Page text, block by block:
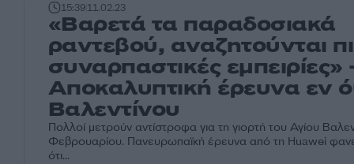
15:3911.02.23
«Βαρετά τα παραδοσιακά
ραντεβού, αναζητούνται
συναρπαστικές εμπειρίες»
Αποκαλυπτική έρευνα εν
Βαλεντίνου
Πολλοί μετρούν αντίστροφα για τη γιορτή του Αγίου
Φεβρουαρίου. Πανευρωπαϊκή έρευνα από τη Huawei
ότι...